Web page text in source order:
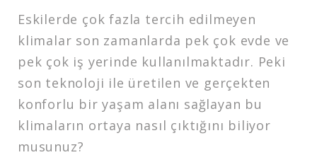
Eskilerde çok fazla tercih edilmeyen
klimalar son zamanlarda pek çok evde ve
pek çok iş yerinde kullanılmaktadır. Peki
son teknoloji ile üretilen ve gerçekten
konforlu bir yaşam alanı sağlayan bu
klimaların ortaya nasıl çıktığını biliyor
musunuz?